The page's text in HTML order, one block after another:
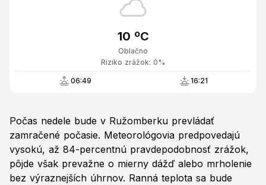
Oblačno
10 ºC
Riziko zrážok: 0%
06:49 16:21
Počas nedele bude v Ružomberku prevládať
zamračené počasie. Meteorológovia predpovedajú
vysokú, až 84-percentnú pravdepodobnosť zrážok,
pôjde však prevažne o mierny dážď alebo mrholenie
bez výraznejších úhrnov. Ranná teplota sa bude